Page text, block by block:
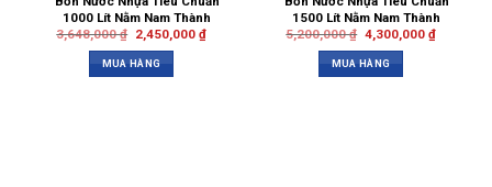
1000 Lít Nằm Nam Thành
3,648,000₫ 2,450,000 ₫
MUA HÀNG
1500 Lít Nằm Nam Thành
5,200,000₫ 4,300,000 ₫
MUA HÀNG